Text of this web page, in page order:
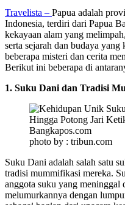
Travelista – Papua adalah
Indonesia, terdiri dari Papua
kekayaan alam yang
serta sejarah dan budaya
beberapa misteri dan cerita
Berikut ini beberapa di
1. Suku Dani dan Tradisi
photo by : tribun.com
Suku Dani adalah salah satu
tradisi mummifikasi mereka.
anggota suku yang meninggal
melumurkannya dengan